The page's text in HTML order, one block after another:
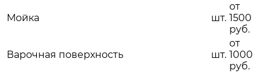
Мойка шт.
от
1500
руб.
Варочная поверхность шт.
от
1000
руб.